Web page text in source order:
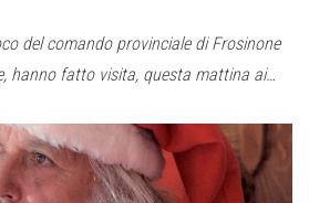
del comando provinciale di Frosinone
hanno fatto visita, questa mattina ai…